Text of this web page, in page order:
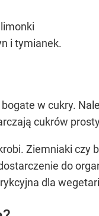
i tymianek.
w cukry.
cukrów
Ziemniaki czy
do
dla